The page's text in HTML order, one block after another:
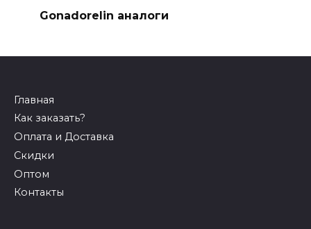
Gonadorelin аналоги
Главная
Как заказать?
Оплата и Доставка
Скидки
Оптом
Контакты